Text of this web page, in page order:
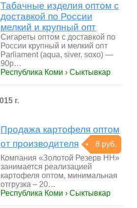
Табачные изделия оптом с
доставкой по России
мелкий и крупный опт
Сигареты оптом с доставкой по
России крупный и мелкий опт
Parliament (aqua, siver, soxo) —
90р…
Республика Коми › Сыктывкар
г.
Продажа картофеля оптом
от производителя
8 руб.
Компания «Золотой Резерв НН»
занимается реализацией
картофеля оптом, минимальная
отгрузка – 20…
Республика Коми › Сыктывкар